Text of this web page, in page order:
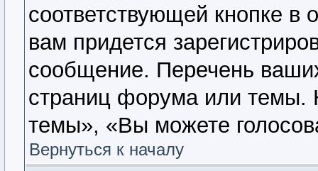
соответствующей кнопке
вам придется
сообщение. Перечень
страниц форума или темы.
темы», «Вы можете
Вернуться к началу